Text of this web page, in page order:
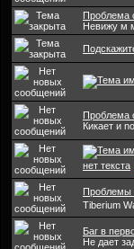
Проблема
Невижу м
Проблема
Кикает и
нет текста
Проблемы
Tiberium
Баг в
Не дает